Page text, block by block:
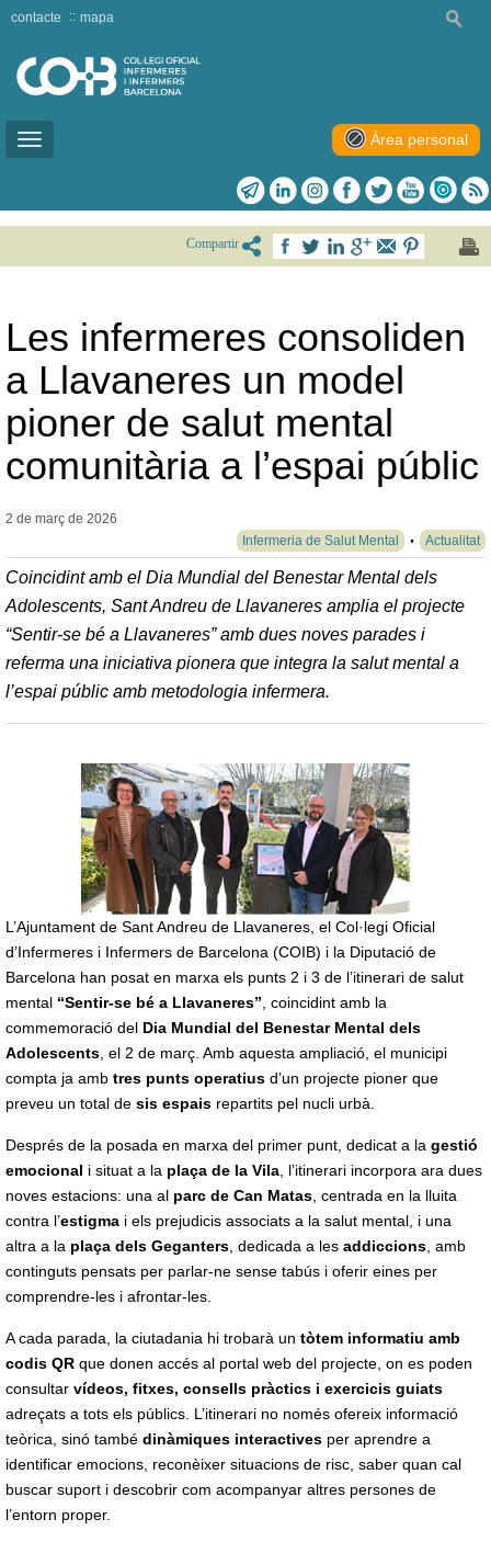
Toggle
contacte mapa
Àrea personal
Compartir
Les infermeres consoliden
a Llavaneres un model
pioner de salut mental
comunitària a l’espai públic
2 de març de 2026
Infermeria de Salut Mental
Actualitat
Coincidint amb el Dia Mundial del Benestar Mental dels
Adolescents, Sant Andreu de Llavaneres amplia el projecte
“Sentir-se bé a Llavaneres” amb dues noves parades i
referma una iniciativa pionera que integra la salut mental a
l’espai públic amb metodologia infermera.
L’Ajuntament de Sant Andreu de Llavaneres, el Col·legi Oficial
d’Infermeres i Infermers de Barcelona (COIB) i la Diputació de
Barcelona han posat en marxa els punts 2 i 3 de l’itinerari de salut
mental “Sentir-se bé a Llavaneres”, coincidint amb la
commemoració del Dia Mundial del Benestar Mental dels
Adolescents, el 2 de març. Amb aquesta ampliació, el municipi
compta ja amb tres punts operatius d’un projecte pioner que
preveu un total de sis espais repartits pel nucli urbà.
Després de la posada en marxa del primer punt, dedicat a la gestió
emocional i situat a la plaça de la Vila, l’itinerari incorpora ara dues
noves estacions: una al parc de Can Matas, centrada en la lluita
contra l’estigma i els prejudicis associats a la salut mental, i una
altra a la plaça dels Geganters, dedicada a les addiccions, amb
continguts pensats per parlar-ne sense tabús i oferir eines per
comprendre-les i afrontar-les.
A cada parada, la ciutadania hi trobarà un tòtem informatiu amb
codis QR que donen accés al portal web del projecte, on es poden
consultar vídeos, fitxes, consells pràctics i exercicis guiats
adreçats a tots els públics. L’itinerari no només ofereix informació
teòrica, sinó també dinàmiques interactives per aprendre a
identificar emocions, reconèixer situacions de risc, saber quan cal
buscar suport i descobrir com acompanyar altres persones de
l’entorn proper.